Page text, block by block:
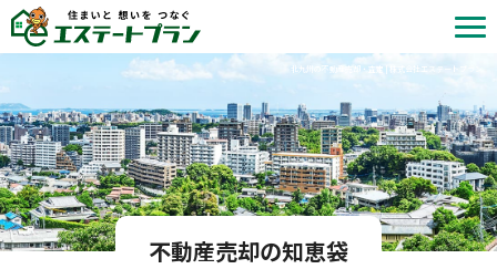
北九州の不動産売却・査定 | 株式会社エステートプラン
不動産売却の知恵袋